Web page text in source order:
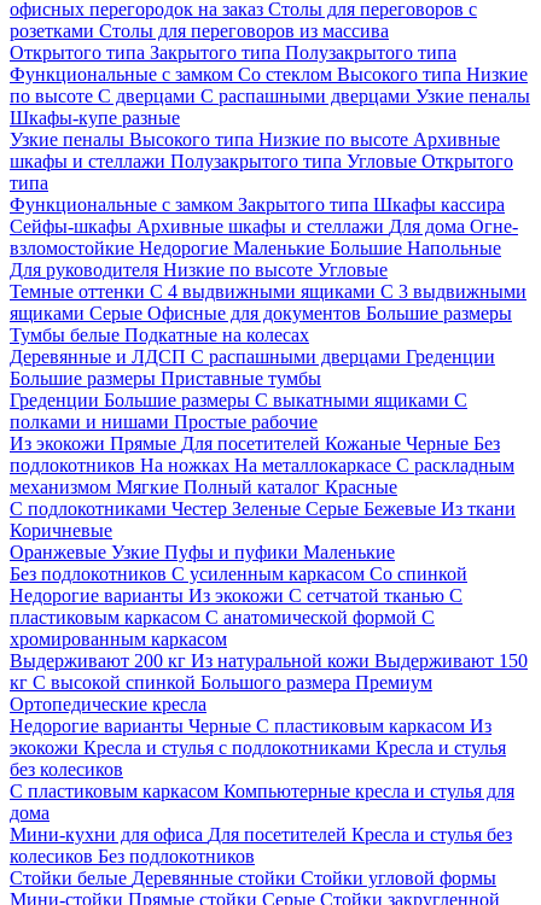
офисных перегородок на заказ Столы для переговоров с
розетками Столы для переговоров из массива
Открытого типа Закрытого типа Полузакрытого типа
Функциональные с замком Со стеклом Высокого типа Низкие
по высоте С дверцами С распашными дверцами Узкие пеналы
Шкафы-купе разные
Узкие пеналы Высокого типа Низкие по высоте Архивные
шкафы и стеллажи Полузакрытого типа Угловые Открытого
типа
Функциональные с замком Закрытого типа Шкафы кассира
Сейфы-шкафы Архивные шкафы и стеллажи Для дома Огне-
взломостойкие Недорогие Маленькие Большие Напольные
Для руководителя Низкие по высоте Угловые
Темные оттенки С 4 выдвижными ящиками С 3 выдвижными
ящиками Серые Офисные для документов Большие размеры
Тумбы белые Подкатные на колесах
Деревянные и ЛДСП С распашными дверцами Греденции
Большие размеры Приставные тумбы
Греденции Большие размеры С выкатными ящиками С
полками и нишами Простые рабочие
Из экокожи Прямые Для посетителей Кожаные Черные Без
подлокотников На ножках На металлокаркасе С раскладным
механизмом Мягкие Полный каталог Красные
С подлокотниками Честер Зеленые Серые Бежевые Из ткани
Коричневые
Оранжевые Узкие Пуфы и пуфики Маленькие
Без подлокотников С усиленным каркасом Со спинкой
Недорогие варианты Из экокожи С сетчатой тканью С
пластиковым каркасом С анатомической формой С
хромированным каркасом
Выдерживают 200 кг Из натуральной кожи Выдерживают 150
кг С высокой спинкой Большого размера Премиум
Ортопедические кресла
Недорогие варианты Черные С пластиковым каркасом Из
экокожи Кресла и стулья с подлокотниками Кресла и стулья
без колесиков
С пластиковым каркасом Компьютерные кресла и стулья для
дома
Мини-кухни для офиса Для посетителей Кресла и стулья без
колесиков Без подлокотников
Стойки белые Деревянные стойки Стойки угловой формы
Мини-стойки Прямые стойки Серые Стойки закругленной